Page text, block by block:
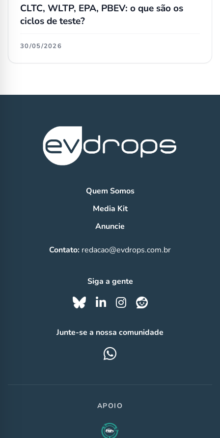
CLTC, WLTP, EPA, PBEV: o que são os
ciclos de teste?
30/05/2026
Quem Somos
Media Kit
Anuncie
Contato: redacao@evdrops.com.br
Siga a gente
Junte-se a nossa comunidade
APOIO